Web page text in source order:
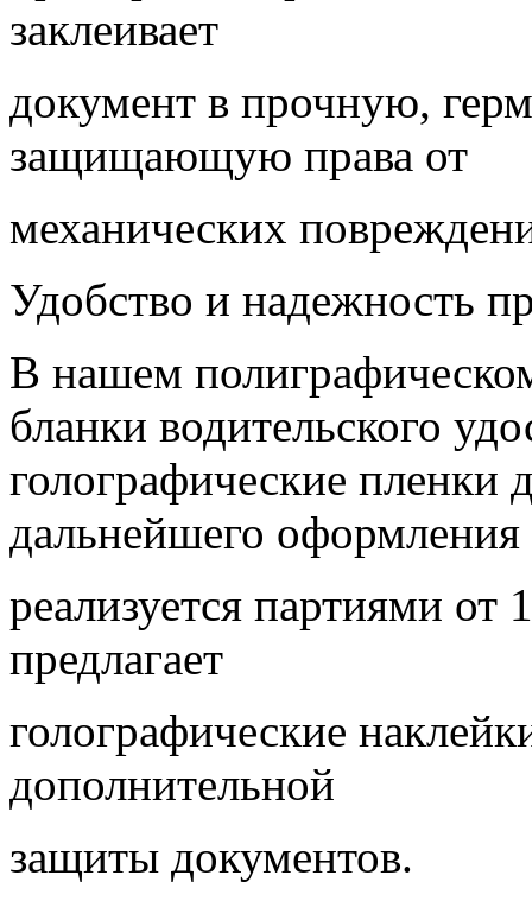
заклеивает
документ в прочную,
защищающую права от
механических
Удобство и надежность
В нашем
бланки водительского
голографические пленки
дальнейшего
реализуется партиями
предлагает
голографические
дополнительной
защиты документов.